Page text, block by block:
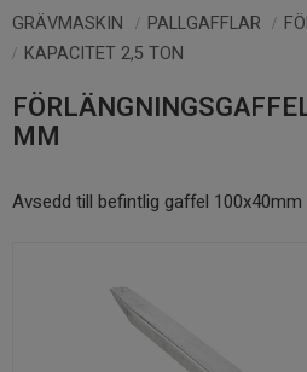
GRÄVMASKIN PALLGAFFLAR
KAPACITET 2,5 TON
MM
Avsedd till befintlig gaffel 100x40mm